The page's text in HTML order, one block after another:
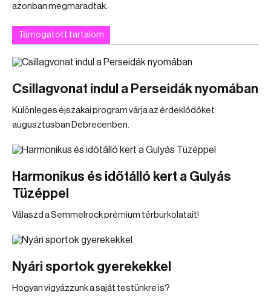
azonban megmaradtak.
Támogatott tartalom
Csillagvonat indul a Perseidák nyomában
Különleges éjszakai program várja az érdeklődőket
augusztusban Debrecenben.
Harmonikus és időtálló kert a Gulyás
Tüzéppel
Válaszd a Semmelrock prémium térburkolatait!
Nyári sportok gyerekekkel
Hogyan vigyázzunk a saját testünkre is?